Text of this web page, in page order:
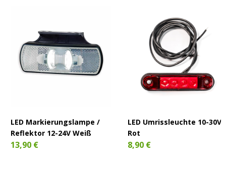
LED Markierungslampe /
Reflektor 12-24V Weiß
13,90 €
LED Umrissleuchte 10-30V
Rot
8,90 €